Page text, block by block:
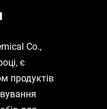
Co.,
є
продуктів